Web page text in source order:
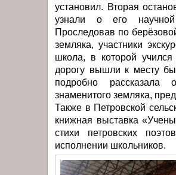
установил. Вторая
узнали о его
Проследовав по
земляка, участники
школа, в которой
дорогу вышли к месту
подробно
знаменитого земляка,
Также в Петровской
книжная выставка
стихи петровских
исполнении школьников.